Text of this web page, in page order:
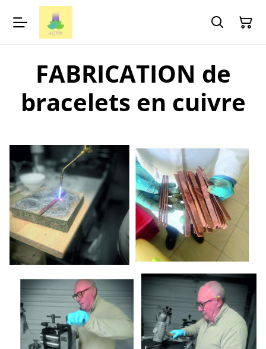
FABRICATION de
bracelets en cuivre